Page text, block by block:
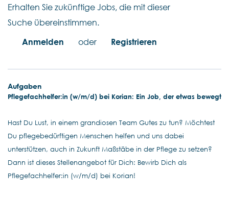
Erhalten Sie zukünftige Jobs, die mit dieser
Suche übereinstimmen.
Anmelden
oder Registrieren
Aufgaben
Pflegefachhelfer:in (w/m/d) bei Korian: Ein Job, der etwas bewegt
Hast Du Lust, in einem grandiosen Team Gutes zu tun? Möchtest
Du pflegebedürftigen Menschen helfen und uns dabei
unterstützen, auch in Zukunft Maßstäbe in der Pflege zu setzen?
Dann ist dieses Stellenangebot für Dich: Bewirb Dich als
Pflegefachhelfer:in (w/m/d) bei Korian!